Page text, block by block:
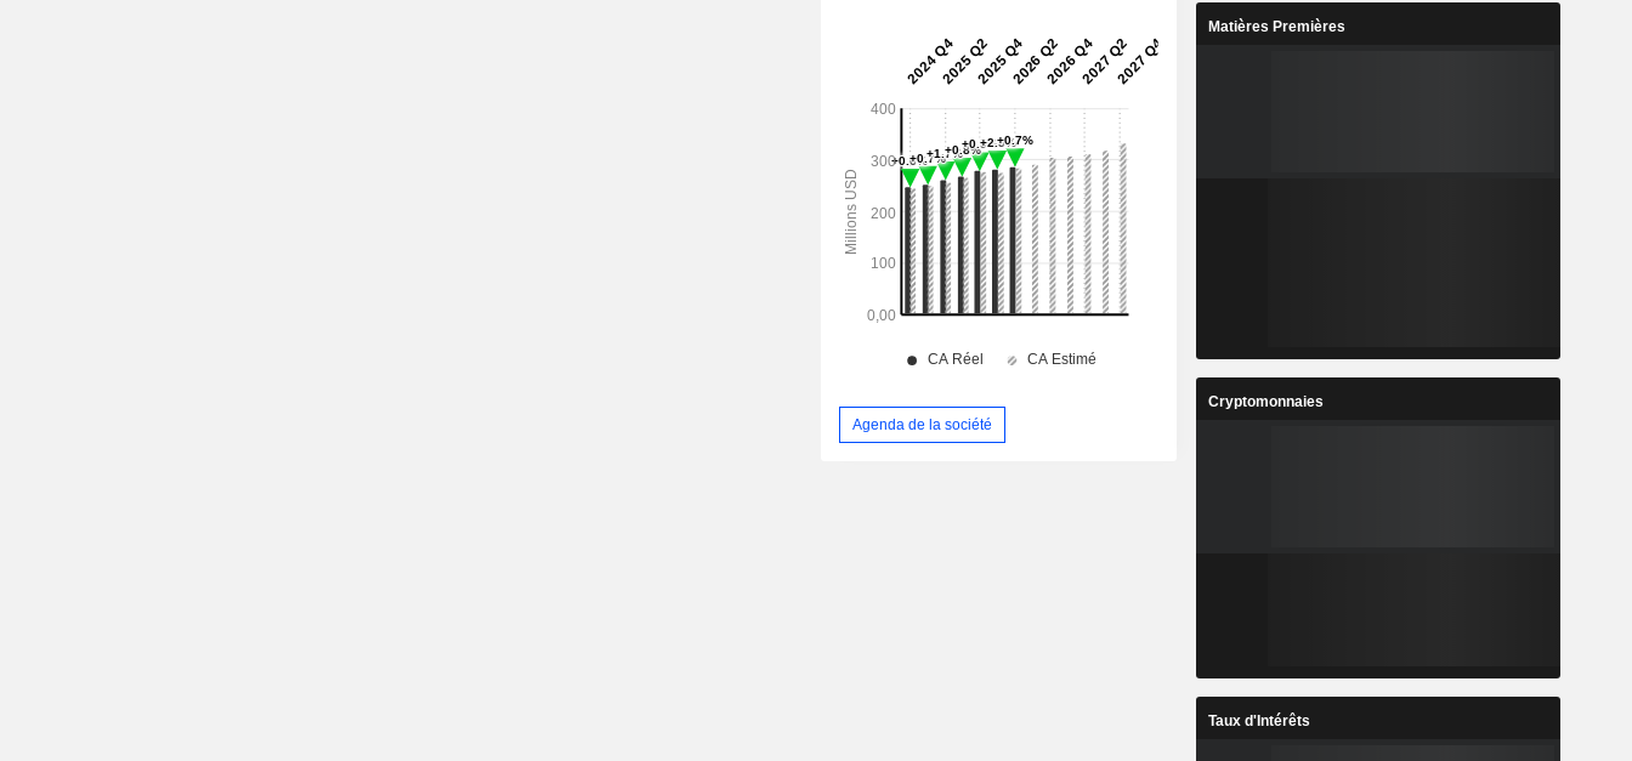
Agenda de la société
Matières Premières
Cryptomonnaies
Taux d'Intérêts